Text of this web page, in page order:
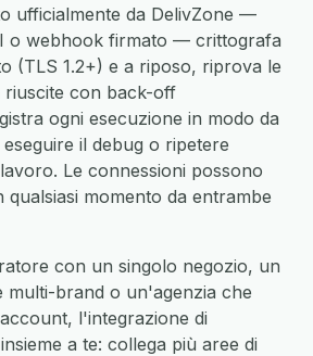
ufficialmente da DelivZone —
o webhook firmato — crittografa
(TLS 1.2+) e a riposo, riprova le
riuscite con back-off
ogni esecuzione in modo da
il debug o ripetere
Le connessioni possono
qualsiasi momento da entrambe
con un singolo negozio, un
multi-brand o un'agenzia che
l'integrazione di
a te: collega più aree di